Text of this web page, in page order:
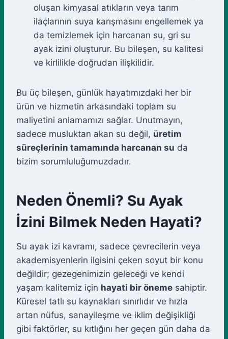
oluşan kimyasal atıkların veya tarım
ilaçlarının suya karışmasını engellemek ya
da temizlemek için harcanan su, gri su
ayak izini oluşturur. Bu bileşen, su kalitesi
ve kirlilikle doğrudan ilişkilidir.
Bu üç bileşen, günlük hayatımızdaki her bir
ürün ve hizmetin arkasındaki toplam su
maliyetini anlamamızı sağlar. Unutmayın,
sadece musluktan akan su değil, üretim
süreçlerinin tamamında harcanan su da
bizim sorumluluğumuzdadır.
Neden Önemli? Su Ayak
İzini Bilmek Neden Hayati?
Su ayak izi kavramı, sadece çevrecilerin veya
akademisyenlerin ilgisini çeken soyut bir konu
değildir; gezegenimizin geleceği ve kendi
yaşam kalitemiz için hayati bir öneme sahiptir.
Küresel tatlı su kaynakları sınırlıdır ve hızla
artan nüfus, sanayileşme ve iklim değişikliği
gibi faktörler, su kıtlığını her geçen gün daha da